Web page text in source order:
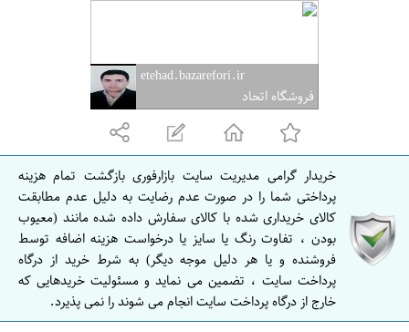
ص
ف
ه
ن
etehad.bazarefori.ir
فروشگاه اتحاد
خریدار گرامی مدیریت سایت بازارفوری بازگشت تمام هزینه
پرداختی شما را در صورت عدم رضایت به دلیل عدم مطابقت
کالای خریداری شده با کالای سفارش داده شده مانند (معیوب
بودن ، تفاوت رنگ یا سایز یا درخواست هزینه اضافه توسط
فروشنده و یا هر دلیل موجه دیگر) به شرط خرید از درگاه
پرداخت سایت ، تضمین می نماید و مسئولیت خریدهایی که
خارج از درگاه پرداخت سایت انجام می شوند را نمی پذیرد.